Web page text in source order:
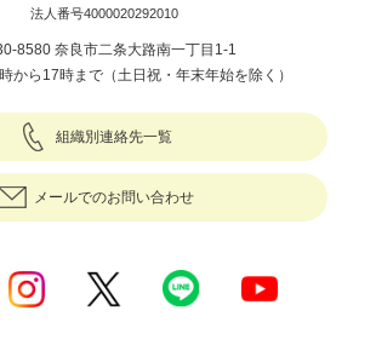
法人番号4000020292010
8580 奈良市二条大路南一丁目1-1
から17時まで（土日祝・年末年始を除く）
組織別連絡先一覧
メールでのお問い合わせ